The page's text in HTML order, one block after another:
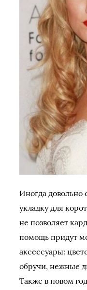
Иногда
укладку для
не позволяет
помощь придут
аксессуары:
обручи, нежные
Также в новом